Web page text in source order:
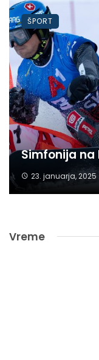
Simfonija na
23. januarja, 2025
ŠPORT
Vreme